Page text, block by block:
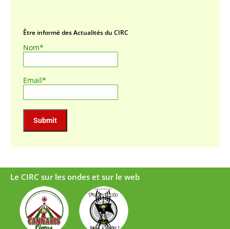
Être informé des Actualités du CIRC
Nom*
Email*
Le CIRC sur les ondes et sur le web